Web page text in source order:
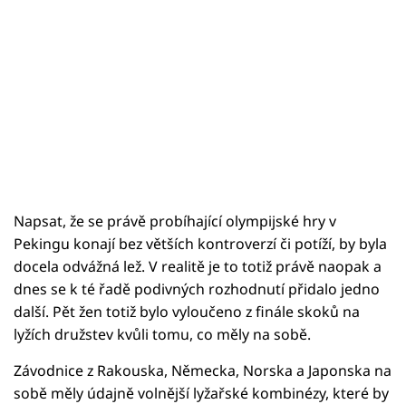
Napsat, že se právě probíhající olympijské hry v
Pekingu konají bez větších kontroverzí či potíží, by byla
docela odvážná lež. V realitě je to totiž právě naopak a
dnes se k té řadě podivných rozhodnutí přidalo jedno
další. Pět žen totiž bylo vyloučeno z finále skoků na
lyžích družstev kvůli tomu, co měly na sobě.
Závodnice z Rakouska, Německa, Norska a Japonska na
sobě měly údajně volnější lyžařské kombinézy, které by